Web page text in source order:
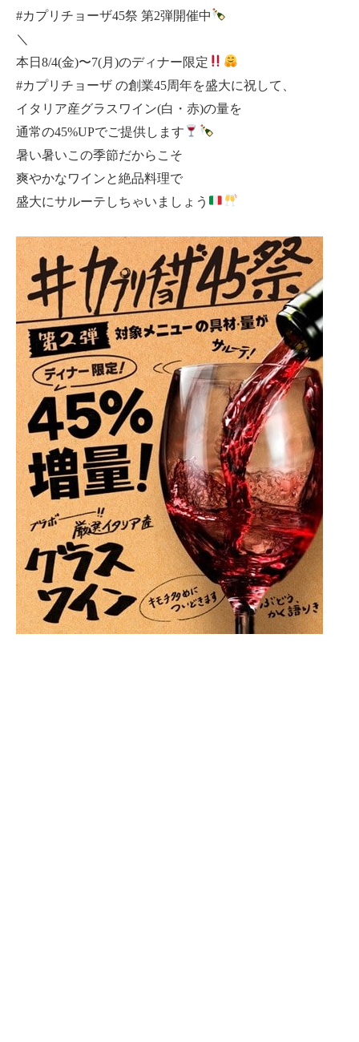
#カプリチョーザ45祭 第2弾開催中
＼
本日8/4(金)〜7(月)のディナー限定
#カプリチョーザ の創業45周年を盛大に祝して、
イタリア産グラスワイン(白・赤)の量を
通常の45%UPでご提供します
暑い暑いこの季節だからこそ
爽やかなワインと絶品料理で
盛大にサルーテしちゃいましょう